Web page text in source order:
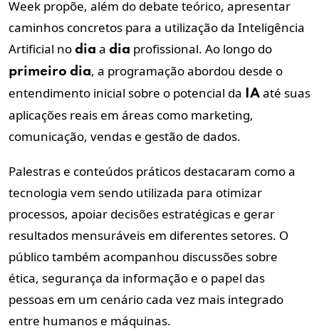
Week propõe, além do debate teórico, apresentar
caminhos concretos para a utilização da Inteligência
Artificial no dia a dia profissional. Ao longo do
primeiro dia, a programação abordou desde o
entendimento inicial sobre o potencial da
IA até suas
aplicações reais em áreas como marketing,
comunicação, vendas e gestão de dados.
Palestras e conteúdos práticos destacaram como a
tecnologia vem sendo utilizada para otimizar
processos, apoiar decisões estratégicas e gerar
resultados mensuráveis em diferentes setores. O
público também acompanhou discussões sobre
ética, segurança da informação e o papel das
pessoas em um cenário cada vez mais integrado
entre humanos e máquinas.